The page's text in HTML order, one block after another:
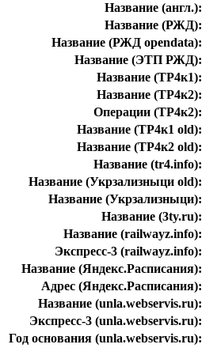
Название (англ.):
Название (РЖД):
Название (РЖД opendata):
Название (ЭТП РЖД):
Название (ТР4к1):
Название (ТР4к2):
Операции (ТР4к2):
Название (ТР4к1 old):
Название (ТР4к2 old):
Название (tr4.info):
Название (Укрзализныци old):
Название (Укрзализныци):
Название (3ty.ru):
Название (railwayz.info):
Экспресс-3 (railwayz.info):
Название (Яндекс.Расписания):
Адрес (Яндекс.Расписания):
Название (unla.webservis.ru):
Экспресс-3 (unla.webservis.ru):
Год основания (unla.webservis.ru):